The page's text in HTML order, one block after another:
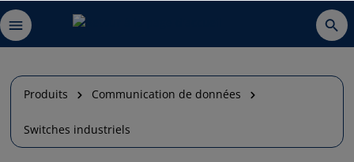
Produits Communication de données
Switches industriels